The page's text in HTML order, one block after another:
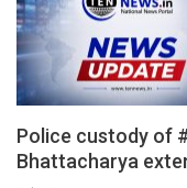
Police custody of
Bhattacharya